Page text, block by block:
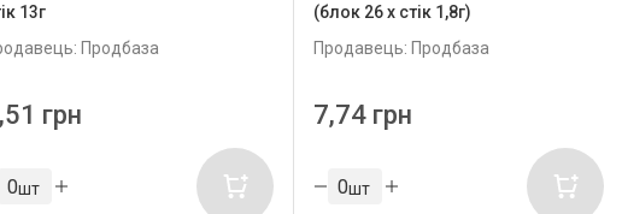
13г
Продбаза
грн
шт
(блок 26 x стік 1,8г)
Продавець: Продбаза
7,74 грн
шт